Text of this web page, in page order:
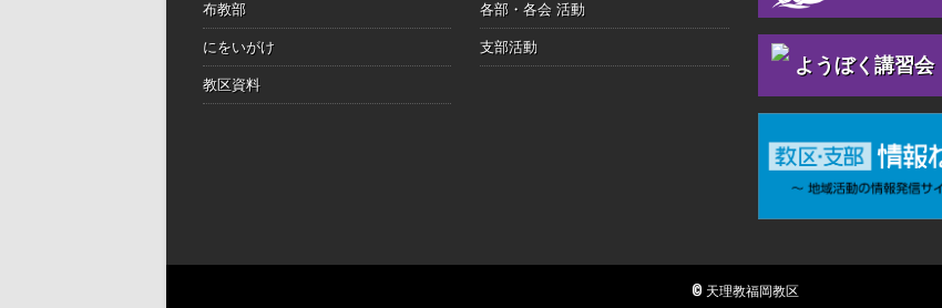
布教部
にをいがけ
教区資料
各部・各会 活動
支部活動
ようぼく講習会
© 天理教福岡教区